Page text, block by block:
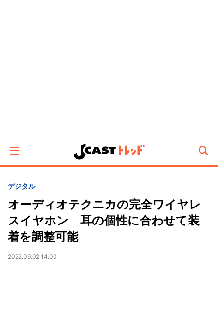
デジタル
オーディオテクニカの完全ワイヤレ
スイヤホン 耳の個性に合わせて装
着を調整可能
2022.09.02 14:00